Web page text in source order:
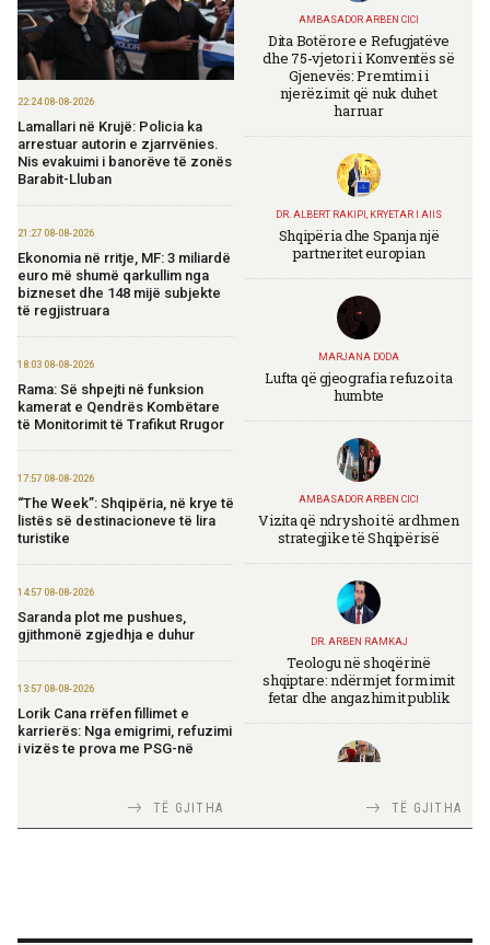
22:24 08-08-2026
Lamallari në Krujë: Policia ka
arrestuar autorin e zjarrvënies.
Nis evakuimi i banorëve të zonës
Barabit-Lluban
21:27 08-08-2026
Ekonomia në rritje, MF: 3 miliardë
euro më shumë qarkullim nga
bizneset dhe 148 mijë subjekte
të regjistruara
18:03 08-08-2026
Rama: Së shpejti në funksion
kamerat e Qendrës Kombëtare
të Monitorimit të Trafikut Rrugor
17:57 08-08-2026
“The Week”: Shqipëria, në krye të
listës së destinacioneve të lira
turistike
14:57 08-08-2026
Saranda plot me pushues,
gjithmonë zgjedhja e duhur
13:57 08-08-2026
Lorik Cana rrëfen fillimet e
karrierës: Nga emigrimi, refuzimi
i vizës te prova me PSG-në
Vijojnë punimet për Muzeun
TË GJITHA
AMBASADOR ARBEN CICI
Dita Botërore e Refugjatëve
dhe 75-vjetori i Konventës së
Gjenevës: Premtimi i
njerëzimit që nuk duhet
harruar
DR. ALBERT RAKIPI, KRYETAR I AIIS
Shqipëria dhe Spanja një
partneritet europian
MARJANA DODA
Lufta që gjeografia refuzoi ta
humbte
AMBASADOR ARBEN CICI
Vizita që ndryshoi të ardhmen
strategjike të Shqipërisë
DR. ARBEN RAMKAJ
Teologu në shoqërinë
shqiptare: ndërmjet formimit
fetar dhe angazhimit publik
TIRANA DIPLOMATTË GJITHA